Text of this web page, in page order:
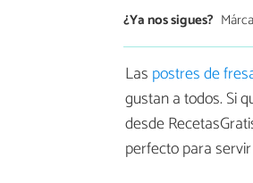
¿Ya nos sigues?
Las postres de
gustan a todos. Si
desde
perfecto para